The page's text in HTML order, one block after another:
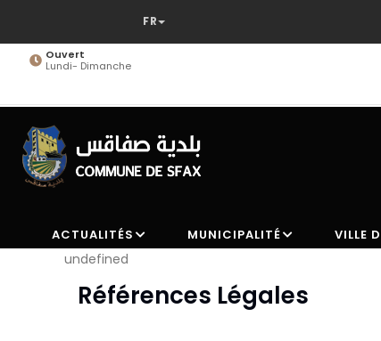
contenuOuvert
Lundi- Dimanche
ACTUALITÉS MUNICIPALITÉ VILLE
undefined
Références Légales